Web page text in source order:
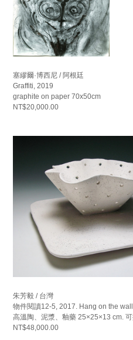
塞繆爾·博西尼 / 阿根廷
Graffiti, 2019
graphite on paper 70x50cm
NT$20,000.00
朱芳毅 / 台灣
物件閱讀12-5, 2017. Hang on the
高溫陶、泥漿、釉藥 25×25×13 cm.
NT$48,000.00